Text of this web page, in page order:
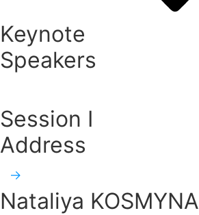
Keynote
Speakers
Session I
Address
Nataliya KOSMYNA